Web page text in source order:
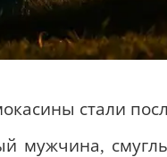
стали
мужчина,